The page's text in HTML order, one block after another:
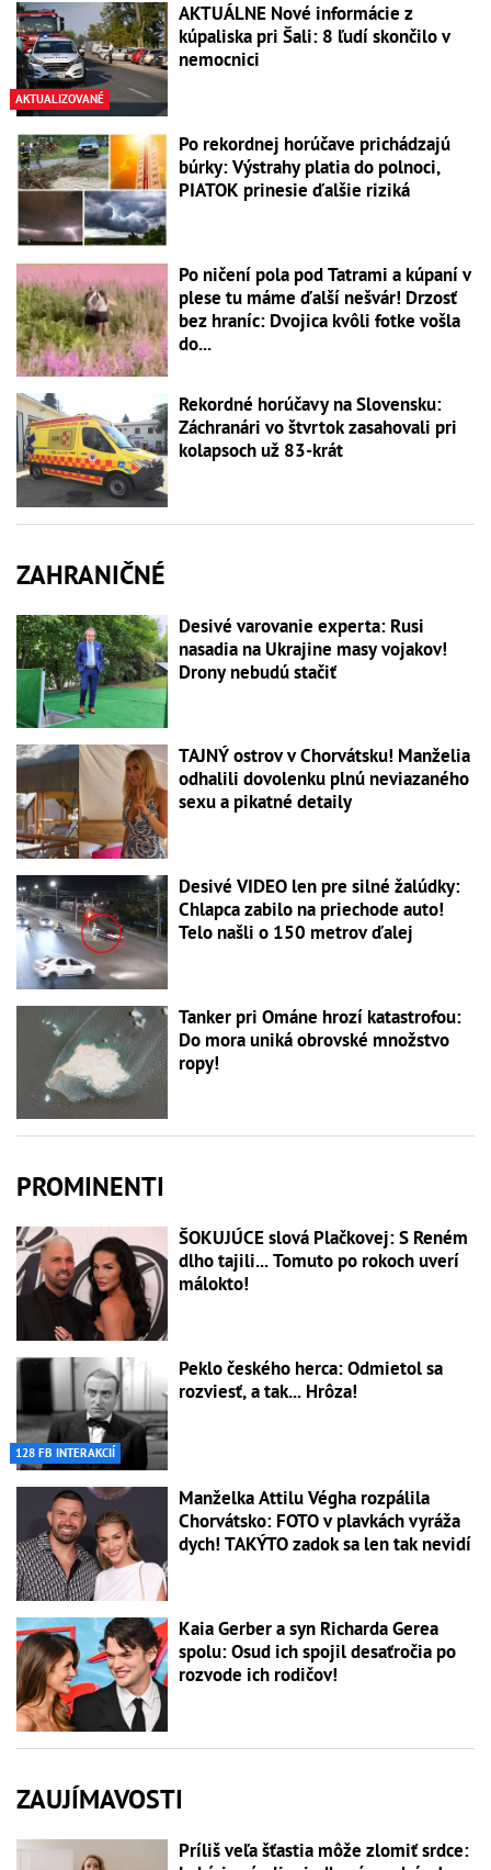
AKTUALIZOVANÉ
AKTUÁLNE Nové informácie z
kúpaliska pri Šali: 8 ľudí skončilo v
nemocnici
Po rekordnej horúčave prichádzajú
búrky: Výstrahy platia do polnoci,
PIATOK prinesie ďalšie riziká
Po ničení pola pod Tatrami a kúpaní v
plese tu máme ďalší nešvár! Drzosť
bez hraníc: Dvojica kvôli fotke vošla
do...
Rekordné horúčavy na Slovensku:
Záchranári vo štvrtok zasahovali pri
kolapsoch už 83-krát
ZAHRANIČNÉ
Desivé varovanie experta: Rusi
nasadia na Ukrajine masy vojakov!
Drony nebudú stačiť
TAJNÝ ostrov v Chorvátsku! Manželia
odhalili dovolenku plnú neviazaného
sexu a pikatné detaily
Desivé VIDEO len pre silné žalúdky:
Chlapca zabilo na priechode auto!
Telo našli o 150 metrov ďalej
Tanker pri Ománe hrozí katastrofou:
Do mora uniká obrovské množstvo
ropy!
PROMINENTI
ŠOKUJÚCE slová Plačkovej: S Reném
dlho tajili... Tomuto po rokoch uverí
málokto!
128 FB INTERAKCIÍ
Peklo českého herca: Odmietol sa
rozviesť, a tak... Hrôza!
Manželka Attilu Végha rozpálila
Chorvátsko: FOTO v plavkách vyráža
dych! TAKÝTO zadok sa len tak nevidí
Kaia Gerber a syn Richarda Gerea
spolu: Osud ich spojil desaťročia po
rozvode ich rodičov!
ZAUJÍMAVOSTI
Príliš veľa šťastia môže zlomiť srdce: